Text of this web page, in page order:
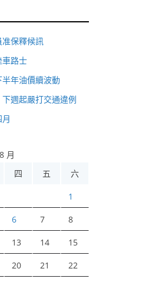
保釋候訊
車路士
半年油價續波動
週起嚴打交通違例
月
四 五 六
1
6 7 8
13 14 15
20 21 22